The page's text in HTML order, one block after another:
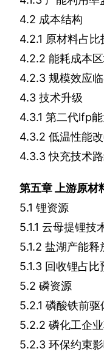
4.2 成本结构
4.2.1 原材料占比
4.2.2 能耗成本
4.2.3 规模效应
4.3 技术升级
4.3.1 第二代lfp
4.3.2 低温性能
4.3.3 快充技术
第五章
上游原材
5.1 锂资源
5.1.1 云母提锂技
5.1.2 盐湖产能释
5.1.3 回收锂占比
5.2 磷资源
5.2.1 磷酸铁前驱
5.2.2 磷化工企
5.2.3 环保约束